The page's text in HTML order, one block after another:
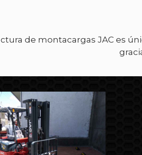
de montacargas JAC es